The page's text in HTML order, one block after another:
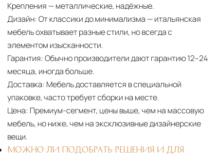
Крепления — металлические, надёжные.
Дизайн: От классики до минимализма — итальянская
мебель охватывает разные стили, но всегда с
элементом изысканности.
Гарантия: Обычно производители дают гарантию 12–24
месяца, иногда больше.
Доставка: Мебель доставляется в специальной
упаковке, часто требует сборки на месте.
Цена: Премиум-сегмент, цены выше, чем на массовую
мебель, но ниже, чем на эксклюзивные дизайнерские
вещи.
МОЖНО ЛИ ПОДОБРАТЬ РЕШЕНИЯ И ДЛЯ